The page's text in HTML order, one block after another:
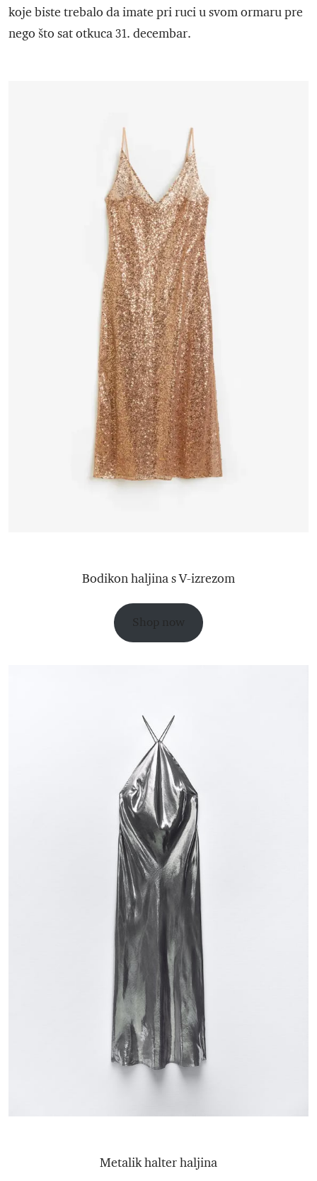
koje biste trebalo da imate pri ruci u svom ormaru pre
nego što sat otkuca 31. decembar.
Bodikon haljina s V-izrezom
Shop now
Metalik halter haljina